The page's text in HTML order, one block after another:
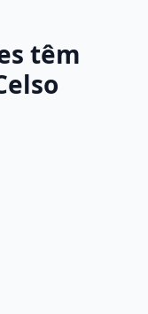
têm